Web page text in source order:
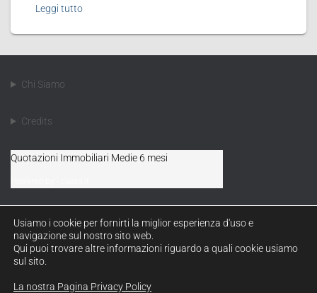
Leggi tutto
Chi Siamo
Credits
Quotazioni Immobiliari Medie 6 mesi
HOME NEWS COLORI CENTRO STORICO
TRE MODULI UTILI
Usiamo i cookie per fornirti la miglior esperienza d'uso e
navigazione sul nostro sito web.
Qui puoi trovare altre informazioni riguardo a quali cookie usiamo
sul sito.
La nostra Pagina Privacy Policy